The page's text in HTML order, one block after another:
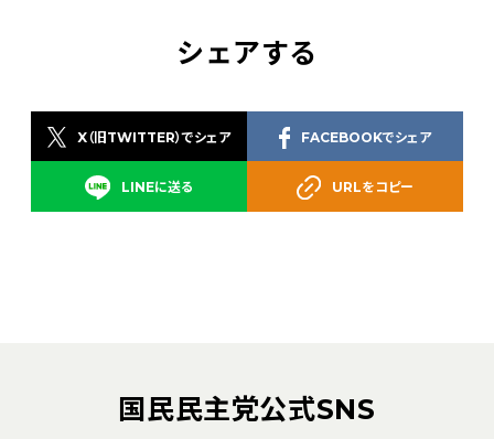
シェアする
X（旧TWITTER）でシェア
LINEに送る
FACEBOOKでシェア
URLをコピー
国民民主党公式SNS